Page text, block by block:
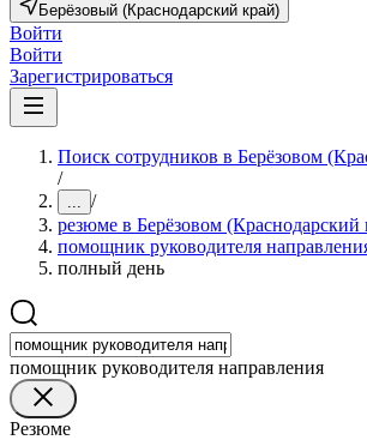
Берёзовый (Краснодарский край)
Войти
Войти
Зарегистрироваться
Поиск сотрудников в Берёзовом
/
... /
резюме в Берёзовом (Краснодарский
помощник руководителя
полный день
помощник руководителя направления
Резюме